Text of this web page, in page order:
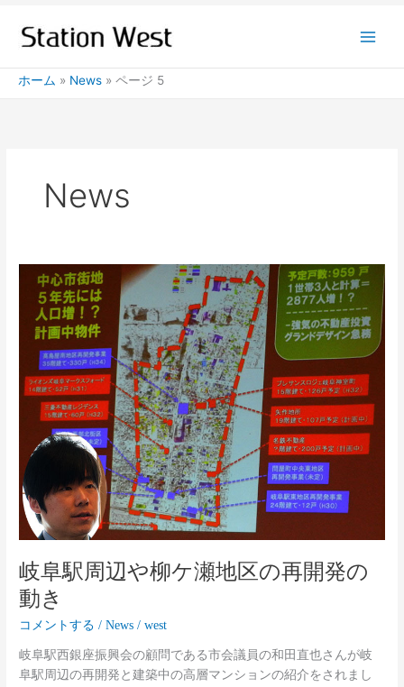
ス
ホーム News ページ 5
News
岐阜駅周辺や柳ケ瀬地区の再開発の
動き
コメントする /News /west
岐阜駅西銀座振興会の顧問である市会議員の和田直也さんが岐
阜駅周辺の再開発と建築中の高層マンションの紹介をされまし
柳
区
の
再
開
の
動
き